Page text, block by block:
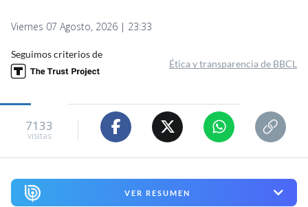
Viernes 07 Agosto, 2026 | 23:33
Seguimos criterios de
Ética y transparencia de BBCL
7133
visitas
VER RESUMEN